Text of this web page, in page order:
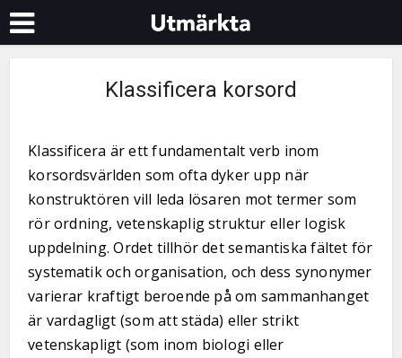
Klassificera korsord
Klassificera är ett fundamentalt verb inom
korsordsvärlden som ofta dyker upp när
konstruktören vill leda lösaren mot termer som
rör ordning, vetenskaplig struktur eller logisk
uppdelning. Ordet tillhör det semantiska fältet för
systematik och organisation, och dess synonymer
varierar kraftigt beroende på om sammanhanget
är vardagligt (som att städa) eller strikt
vetenskapligt (som inom biologi eller